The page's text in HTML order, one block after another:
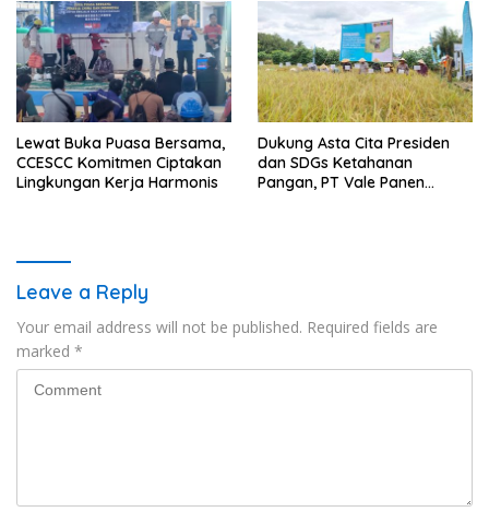
Lewat Buka Puasa Bersama,
CCESCC Komitmen Ciptakan
Lingkungan Kerja Harmonis
Dukung Asta Cita Presiden
dan SDGs Ketahanan
Pangan, PT Vale Panen
Leave a Reply
Your email address will not be published. Required fields are
marked *